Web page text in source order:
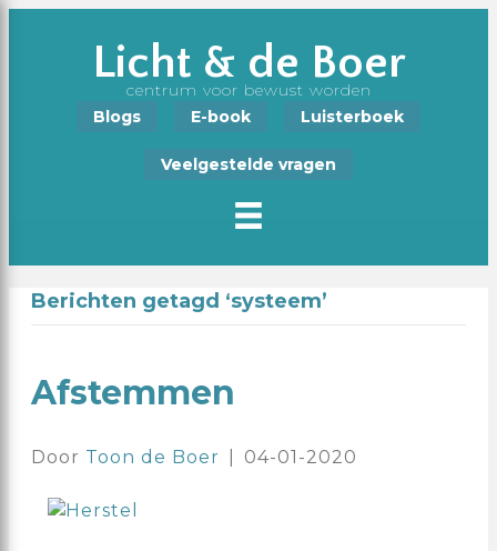
Licht & de Boer
centrum voor bewust worden
Blogs
E-book Luisterboek
Veelgestelde vragen
Berichten getagd ‘systeem’
Afstemmen
Door Toon de Boer 04-01-2020